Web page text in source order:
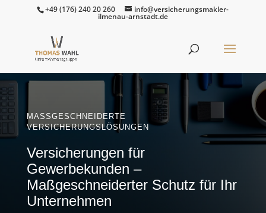
+49 (176) 240 20 260 info@versicherungsmakler-
ilmenau-arnstadt.de
MASSGESCHNEIDERTE V
ERSICHERUNGSLÖSUNGEN
Versicherungen für
Gewerbekunden –
Maßgeschneiderter Schutz für Ihr
Unternehmen